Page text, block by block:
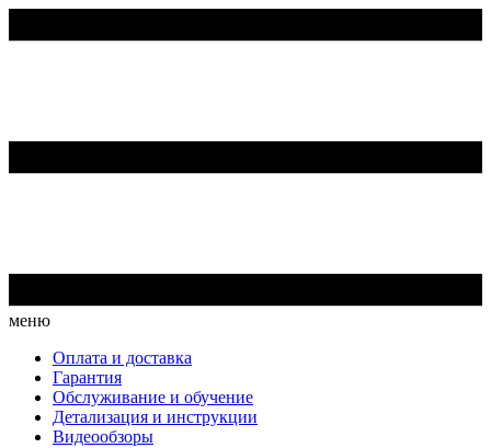
меню
Оплата и доставка
Гарантия
Обслуживание и обучение
Детализация и инструкции
Видеообзоры